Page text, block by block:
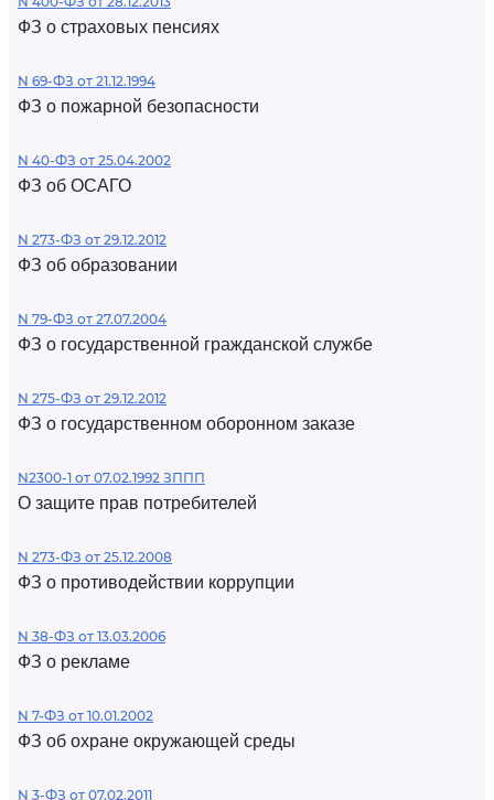
ФЗ о страховых пенсиях
N 69-ФЗ от 21.12.1994
ФЗ о пожарной безопасности
N 40-ФЗ от 25.04.2002
ФЗ об ОСАГО
N 273-ФЗ от 29.12.2012
ФЗ об образовании
N 79-ФЗ от 27.07.2004
ФЗ о государственной гражданской службе
N 275-ФЗ от 29.12.2012
ФЗ о государственном оборонном заказе
N2300-1 от 07.02.1992 ЗППП
О защите прав потребителей
N 273-ФЗ от 25.12.2008
ФЗ о противодействии коррупции
N 38-ФЗ от 13.03.2006
ФЗ о рекламе
N 7-ФЗ от 10.01.2002
ФЗ об охране окружающей среды
N 3-ФЗ от 07.02.2011